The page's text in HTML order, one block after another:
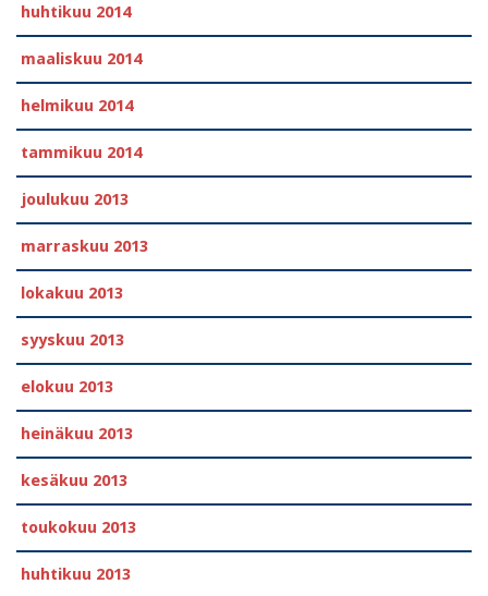
huhtikuu 2014
maaliskuu 2014
helmikuu 2014
tammikuu 2014
joulukuu 2013
marraskuu 2013
lokakuu 2013
syyskuu 2013
elokuu 2013
heinäkuu 2013
kesäkuu 2013
toukokuu 2013
huhtikuu 2013